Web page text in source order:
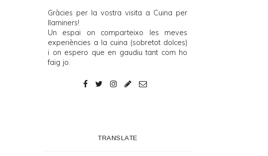
Gràcies per la vostra visita a Cuina per
llaminers!
Un espai on comparteixo les meves
experiències a la cuina (sobretot dolces)
i on espero que en gaudiu tant com ho
faig jo.
TRANSLATE